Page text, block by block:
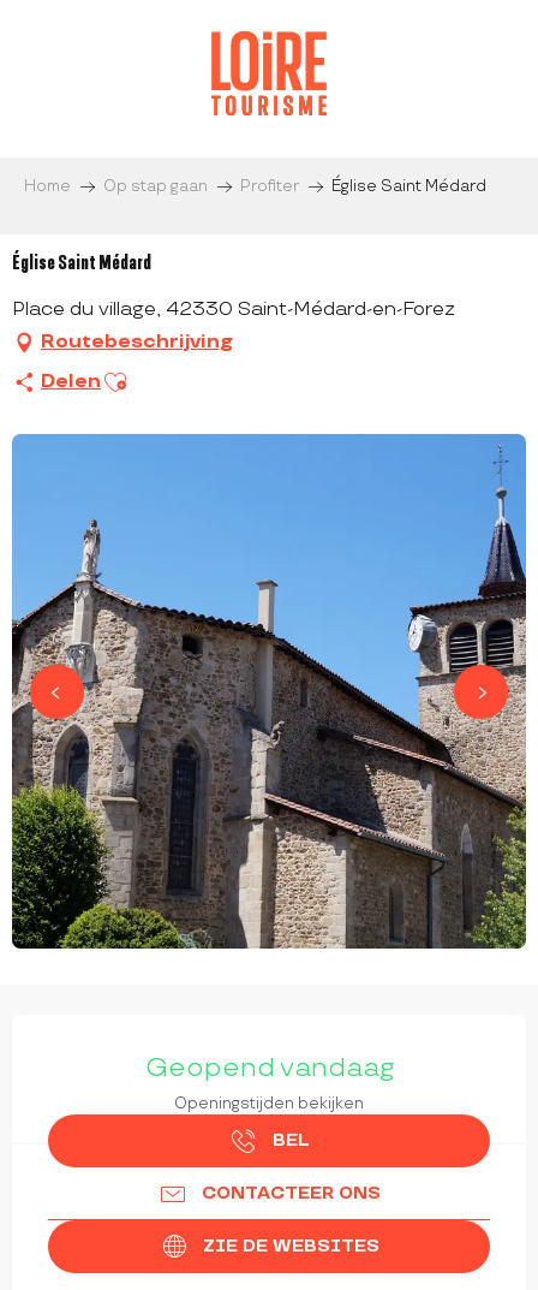
Home Op stap gaan Profiter Église Saint Médard
Église Saint Médard
Place du village, 42330 Saint-Médard-en-Forez
Routebeschrijving
Delen Ajouter aux favoris
Geopend vandaag
Openingstijden bekijken
BEL
CONTACTEER ONS
ZIE DE WEBSITES